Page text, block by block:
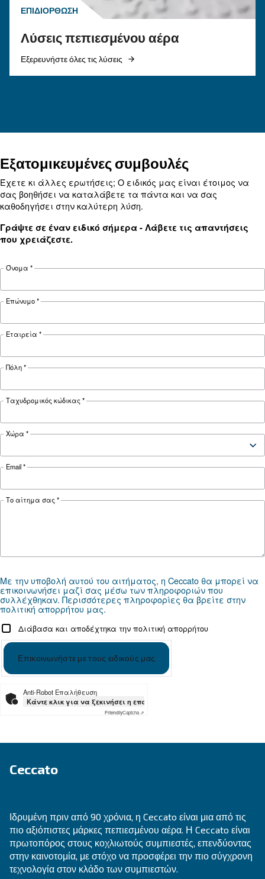
Σωληνώσεις πεπιεσμένου
αέρα: ο πλήρης, πρακτικός
οδηγός
τη μείωση της πτώσης πίεσης, τον έλεγχο του
αξιοπιστίας.
ΠΕΠΙΕΣΜΈΝΟΣ ΑΈΡΑΣ
Ο πλήρης οδηγός
υγροποιημένων υδρατμών
αεροσυμπιεστών
Πλήρης οδηγός για τη διαχείριση
υδρατμών αεροσυμπιεστών: αιτίες, κίνδυνοι,
αποστραγγίσεις και επεξεργασία για την
Ψάχνετε το σωστό προϊόν για